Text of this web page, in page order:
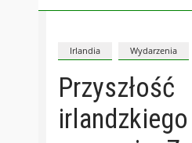
Irlandia Wydarzenia
Przyszłość